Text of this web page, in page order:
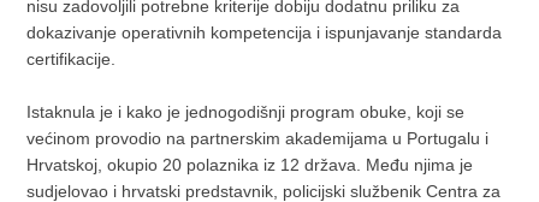
nisu zadovoljili potrebne kriterije dobiju dodatnu priliku za
dokazivanje operativnih kompetencija i ispunjavanje standarda
certifikacije.
Istaknula je i kako je jednogodišnji program obuke, koji se
većinom provodio na partnerskim akademijama u Portugalu i
Hrvatskoj, okupio 20 polaznika iz 12 država. Među njima je
sudjelovao i hrvatski predstavnik, policijski službenik Centra za